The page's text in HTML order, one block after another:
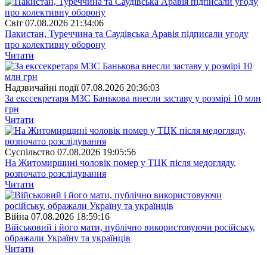
Свiт 07.08.2026 21:34:06
Пакистан, Туреччина та Саудівська Аравія підписали угоду
про колективну оборону
Читати
Надзвичайні події 07.08.2026 20:36:03
За екссекретаря МЗС Банькова внесли заставу у розмірі 10 млн
грн
Читати
Суспiльство 07.08.2026 19:05:56
На Житомирщині чоловік помер у ТЦК після медогляду,
розпочато розслідування
Читати
Війна 07.08.2026 18:59:16
Військовий і його мати, публічно використовуючи російську,
ображали Україну та українців
Читати